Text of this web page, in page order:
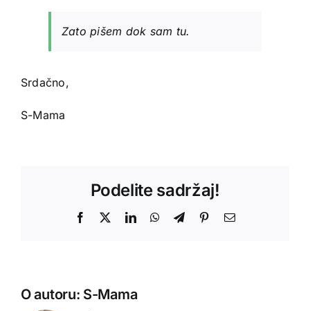
Zatopišem dok sam tu.
Srdačno,
S-Mama
Podelite sadržaj!
Facebook LinkedInWhatsApp
TelegramPinterestEmail
O autoru: S-Mama